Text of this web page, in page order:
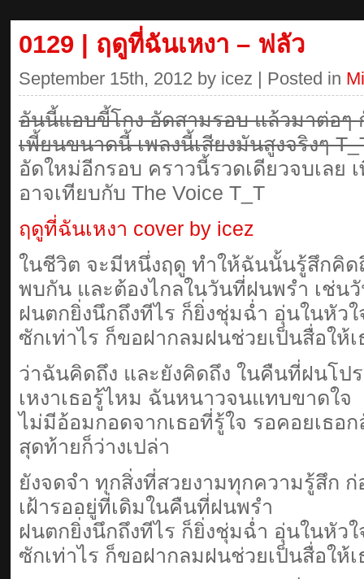
0129 | ฤดูที่ฉันเหงา – ฟลัว
September 15th, 2012 by icez | Posted in
อันนี้แอบขี้โกง อัดสามรอบ แล้วมาต่อๆ
เพี้ยนขนาดนี้ เพลงนี้เสียงมันสูงจริงๆ
อัดใหม่อีกรอบ คราวนี้รวดเดียวจบเลย
อาจเทียบกับ The Voice T_T
ฤดูที่ฉันเหงา cover by icez
ในชีวิต จะมีหนึ่งฤดู ทำให้ฉันนั้นรู้สึกคิด
พบกัน และต้องไกลในวันที่ฝนพรำ เช่น
ฝนตกยิ่งนึกถึงทีไร ก็ยิ่งชุ่มฉ่ำ อุ่นในหัว
ซักเท่าไร ก็ขอฝากลมฝนช่วยเป็นสื่อให้เ
ว่าฉันคิดถึง และยังคิดถึง ในคืนที่ฝนโป
เหงาเธอรู้ไหม ฉันหนาวจนแทบขาดใจ
ไม่มีอ้อมกอดจากเธอที่รู้ใจ รอคอยเธอ
สุดท้ายก็ว่างเปล่า
ยังจดจำ ทุกสิ่งที่สวยงามทุกความรู้สึก
เฝ้ารออยู่ที่เดิมในคืนที่ฝนพรำ
ฝนตกยิ่งนึกถึงทีไร ก็ยิ่งชุ่มฉ่ำ อุ่นในหัว
ซักเท่าไร ก็ขอฝากลมฝนช่วยเป็นสื่อให้เ